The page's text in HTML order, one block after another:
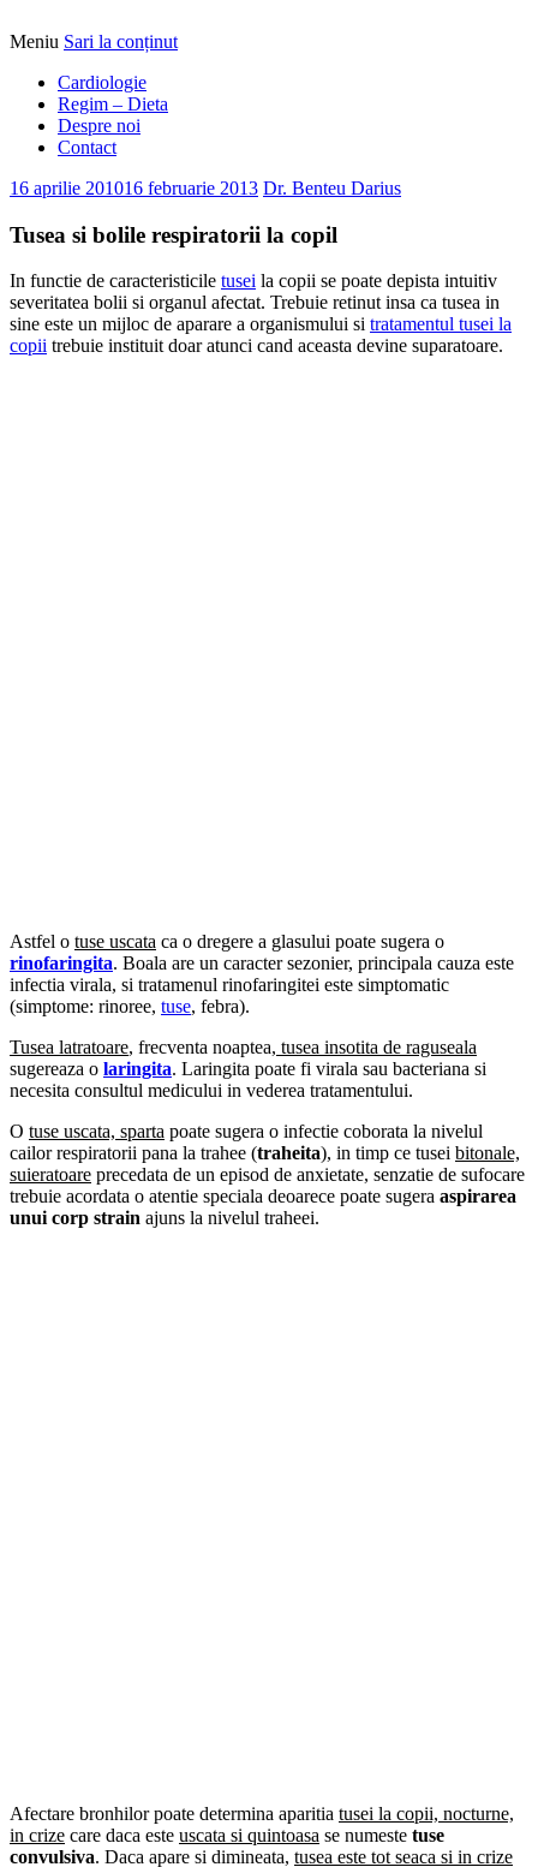
DrBendo.ro
Alimentatia sa iti fie medicatia
Meniu Sari la conținut
Cardiologie
Regim – Dieta
Despre noi
Contact
16 aprilie 201016 februarie 2013 Dr. Benteu Darius
Tusea si bolile respiratorii la copil
In functie de caracteristicile tusei la copii se poate depista intuitiv
severitatea bolii si organul afectat. Trebuie retinut insa ca tusea in
sine este un mijloc de aparare a organismului si tratamentul tusei la
copii trebuie instituit doar atunci cand aceasta devine suparatoare.
Astfel o tuse uscata ca o dregere a glasului poate sugera o
rinofaringita. Boala are un caracter sezonier, principala cauza este
infectia virala, si tratamenul rinofaringitei este simptomatic
(simptome: rinoree, tuse, febra).
Tusea latratoare, frecventa noaptea, tusea insotita de raguseala
sugereaza o laringita. Laringita poate fi virala sau bacteriana si
necesita consultul medicului in vederea tratamentului.
O tuse uscata, sparta poate sugera o infectie coborata la nivelul
cailor respiratorii pana la trahee (traheita), in timp ce tusei bitonale,
suieratoare precedata de un episod de anxietate, senzatie de sufocare
trebuie acordata o atentie speciala deoarece poate sugera aspirarea
unui corp strain ajuns la nivelul traheei.
Afectare bronhilor poate determina aparitia tusei la copii, nocturne,
in crize care daca este uscata si quintoasa se numeste tuse
convulsiva. Daca apare si dimineata, tusea este tot seaca si in crize